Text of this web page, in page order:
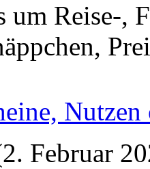
um Reise-,
Februar